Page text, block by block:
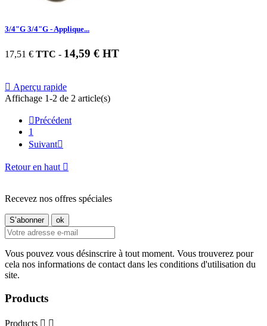
3/4"G 3/4"G - Applique...
17,51 € TTC - 14,59 € HT
 Aperçu rapide
Affichage 1-2 de 2 article(s)
Précédent
1
Suivant
Retour en haut 
Recevez nos offres spéciales
Vous pouvez vous désinscrire à tout moment. Vous trouverez pour
cela nos informations de contact dans les conditions d'utilisation du
site.
Products
Products  